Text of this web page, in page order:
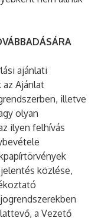
ajánlati
Ajánlat
illetve
olyan
ilyen felhívás
közlése,
a Vezető